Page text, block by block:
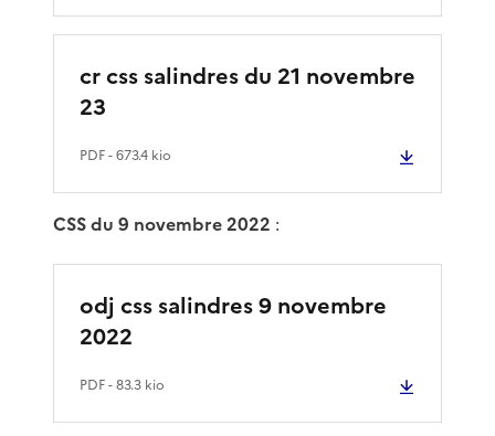
cr css salindres du 21 novembre
23
PDF- 673.4 kio
CSS du 9 novembre 2022 :
odj css salindres 9 novembre
2022
PDF- 83.3 kio